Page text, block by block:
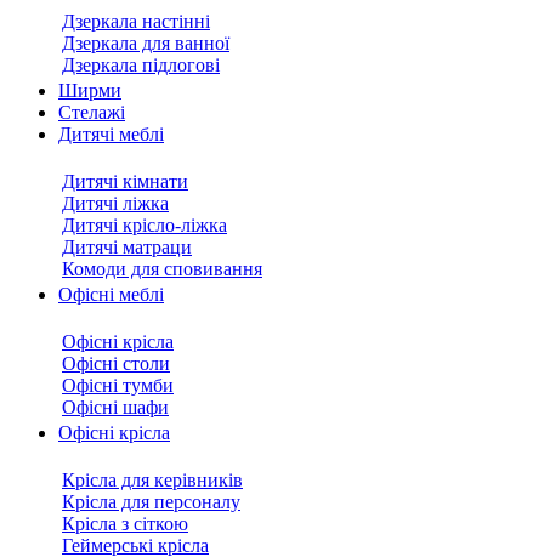
Дзеркала настінні
Дзеркала для ванної
Дзеркала підлогові
Ширми
Стелажі
Дитячі меблі
Дитячі кімнати
Дитячі ліжка
Дитячі крісло-ліжка
Дитячі матраци
Комоди для сповивання
Офісні меблі
Офісні крісла
Офісні столи
Офісні тумби
Офісні шафи
Офісні крісла
Крісла для керівників
Крісла для персоналу
Крісла з сіткою
Геймерські крісла